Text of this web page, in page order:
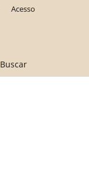
Buscar
Acesso